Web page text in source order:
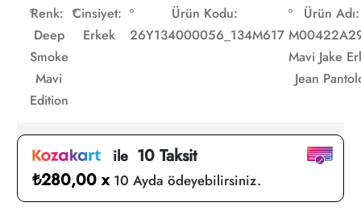
Renk:
Deep
Smoke
Mavi
Edition
Cinsiyet:
Erkek
Ürün Kodu:
26Y134000056_134M617
Ürün Adı:
Mavi Jake
Jean
ile10 Taksit
₺280,00 x 10 Ayda ödeyebilirsiniz.